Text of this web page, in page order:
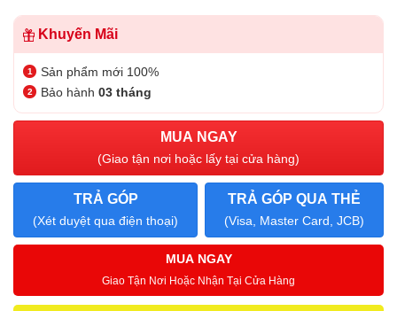
Khuyến Mãi
Sản phẩm mới 100%
Bảo hành 03 tháng
MUA NGAY
(Giao tận nơi hoặc lấy tại cửa hàng)
TRẢ GÓP
(Xét duyệt qua điện thoại)
TRẢ GÓP QUA THẺ
(Visa, Master Card, JCB)
MUA NGAY
Giao Tận Nơi Hoặc Nhận Tại Cửa Hàng